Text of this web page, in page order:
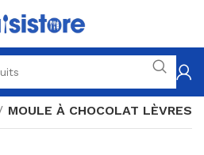
MOULE À CHOCOLAT LÈVRES